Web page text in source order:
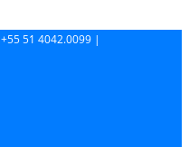
+55 51 4042.0099 |